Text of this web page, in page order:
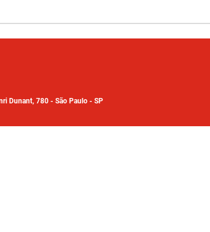
Dunant, 780 - São Paulo - SP